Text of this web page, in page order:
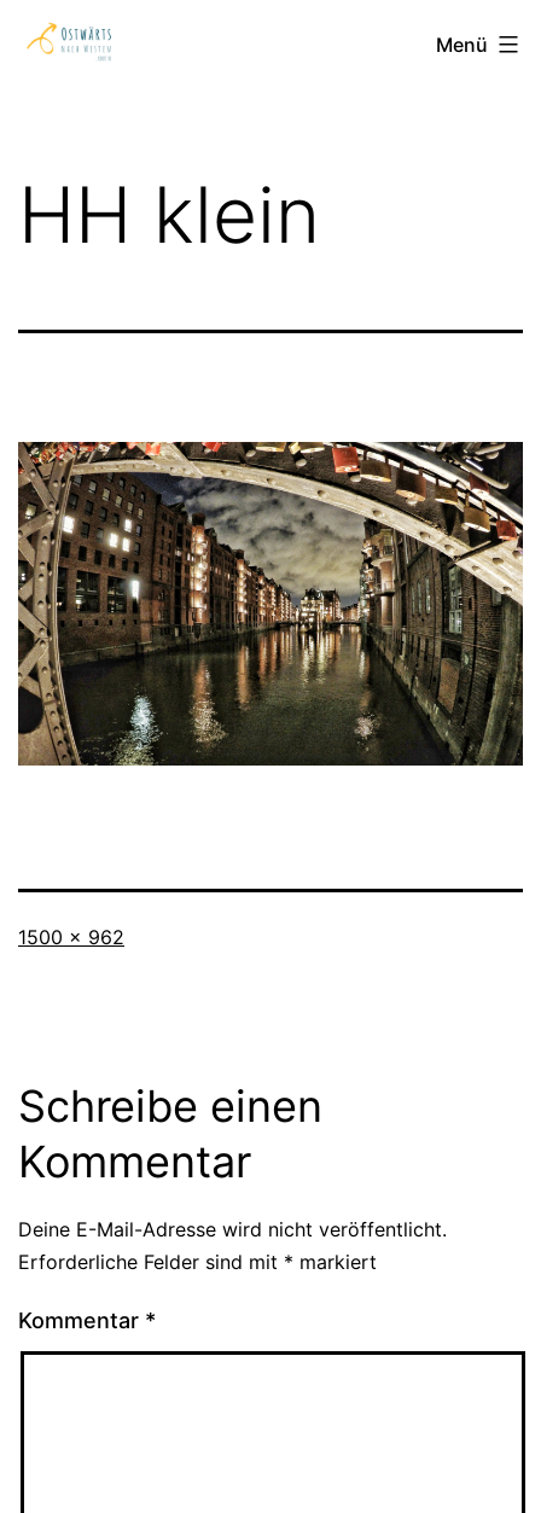
Zum
InhaltOstwärts
Menü
HH klein
Originalgröße
1500 × 962
Schreibe einen
Kommentar
Deine E-Mail-Adresse wird nicht veröffentlicht.
Erforderliche Felder sind mit * markiert
Kommentar *